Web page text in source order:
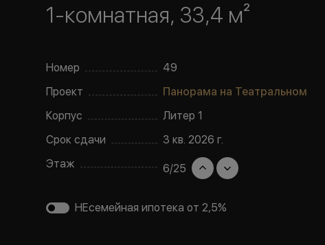
1-комнатная, 33,4 м²
Номер
49
Проект
Панорама на Театральном
Корпус
Литер1
Срок сдачи
3 кв. 2026 г.
Этаж
6/25
НЕсемейная ипотека от 2,5%